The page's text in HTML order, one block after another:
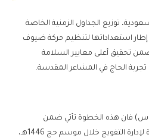
توزيع الجداول الزمنية الخاصة
إطار استعداداتها لتنظيم حركة ضيوف
تحقيق أعلى معايير السلامة
الحاج في المشاعر المقدسة.
(واس) فان هذه الخطوة تأتي ضمن
إستراتيجية متكاملة أعدّتها الوزارة لإدارة التفويج خلال موسم حج 1446هـ،